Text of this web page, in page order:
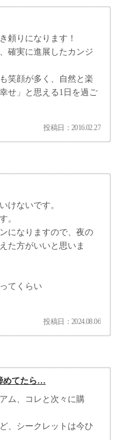
頼りになります！
確実に進展したカンジ
笑顔が多く、自然と楽
せ」と思える1日を過ご
投稿日：2016.02.27
けないです。
。
になりますので、夜の
た方がいいと思いま
てくらい
投稿日：2024.08.06
めてたら…
ム、コレと次々に購
、シークレットは今ひ